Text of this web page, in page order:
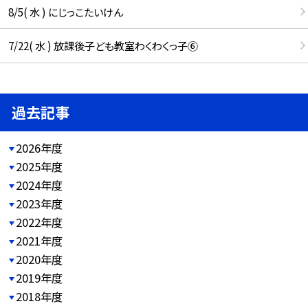
8/5( 水 ) にじっこたいけん
7/22( 水 ) 放課後子ども教室わくわくっ子⑥
過去記事
2026年度
2025年度
2024年度
2023年度
2022年度
2021年度
2020年度
2019年度
2018年度